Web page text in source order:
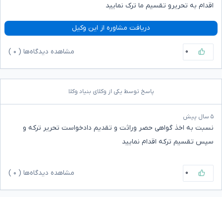
اقدام به تحریرو تقسیم ما ترک نمایید
دریافت مشاوره از این وکیل
۰ مشاهده دیدگاه‌ها ( ۰
پاسخ توسط یکی از وکلای بنیاد وکلا
۵ سال پیش
نسبت به اخذ گواهی حصر وراثت و تقدیم دادخواست تحریر ترکه و
سپس تقسیم ترکه اقدام نمایید
۰ مشاهده دیدگاه‌ها ( ۰